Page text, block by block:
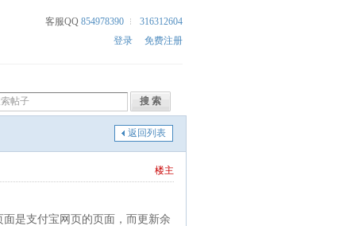
客服QQ 854978390
316312604
登录
免费注册
返回列表
楼主
是支付宝网页的页面，而更新余